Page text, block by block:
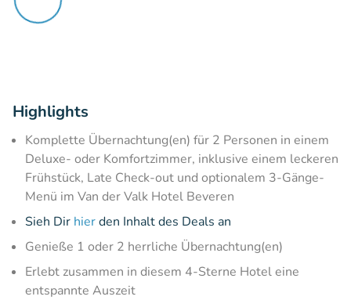
Highlights
Komplette Übernachtung(en) für 2 Personen in einem
Deluxe- oder Komfortzimmer, inklusive einem leckeren
Frühstück, Late Check-out und optionalem 3-Gänge-
Menü im Van der Valk Hotel Beveren
Sieh Dir hierden Inhalt des Deals an
Genieße 1 oder 2 herrliche Übernachtung(en)
Erlebt zusammen in diesem 4-Sterne Hotel eine
entspannte Auszeit